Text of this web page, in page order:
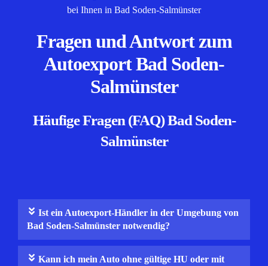
Fragen und Antwort zum
Autoexport Bad Soden-
Salmünster
Häufige Fragen (FAQ) Bad Soden-
Salmünster
Ist ein Autoexport-Händler in der Umgebung von
Bad Soden-Salmünster notwendig?
Kann ich mein Auto ohne gültige HU oder mit
bei Ihnen in Bad Soden-Salmünster